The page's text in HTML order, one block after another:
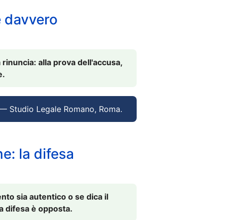
davvero
alla prova dell'accusa,
Studio Legale Romano, Roma.
la difesa
sia autentico o se dica il
difesa è opposta.